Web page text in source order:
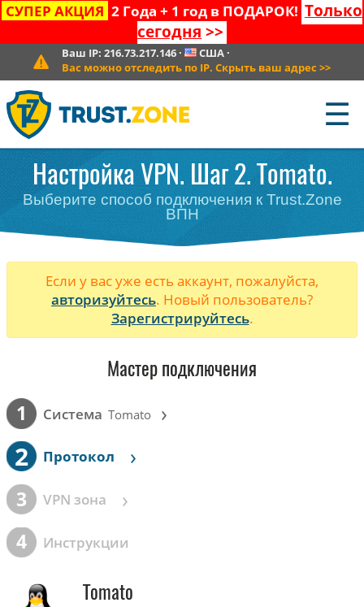
СУПЕР АКЦИЯ 2 Года + 1 год в ПОДАРОК! Только
сегодня >>
Ваш IP: 216.73.217.146· США·
Вас можно отследить по IP. Скрыть ваш адрес >>
☰
Настройка VPN. Шаг 2. Tomato.
Выберите способ подключения к Trust.Zone
ВПН
Если у вас уже есть аккаунт, пожалуйста,
авторизуйтесь. Новый пользователь?
Зарегистрируйтесь.
Мастер подключения
1 Cистема Tomato ›
2 Протокол ›
3 VPN зона ›
4 Инструкции
Tomato